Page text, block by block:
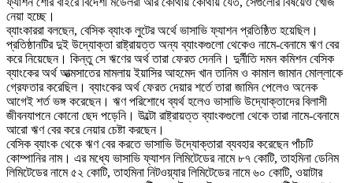
নেয়া হচ্ছে।
ব্যাংকাররা বলছেন, বেসিক ব্যাংক লুটের অর্থে ভাসাভি ফ্যাশন প্রতিষ্ঠিত হয়েছিল।
প্রতিষ্ঠানটির দুই উদ্যোক্তা রাষ্ট্রায়ত্ত অন্য ব্যাংকগুলো থেকেও নামে-বেনামে ঋণ বের
করে নিয়েছেন। কিন্তু সে ঋণের অর্থ তারা ফেরত দেননি। দুর্নীতি দমন কমিশন বেসিক
ব্যাংকের অর্থ আত্মসাতের মামলায় ইয়াসির আহমেদ খান তানিম ও কামাল জামান মোল্লাকে
গ্রেফতার করেছিল। ব্যাংকের অর্থ ফেরত দেয়ার শর্তে তারা জামিন পেলেও অনেক
আগেই শর্ত ভঙ্গ করেছেন। ঋণ পরিশোধে ব্যর্থ হলেও ভাসাভি উদ্যোক্তাদের বিলাসী
জীবনযাপনে কোনো ছেদ পড়েনি। উল্টো রাষ্ট্রায়ত্ত ব্যাংকগুলো থেকে তারা নামে-বেনামে
আরো ঋণ বের করে নেয়ার চেষ্টা করছেন।
বেসিক ব্যাংক থেকে ঋণ বের করতে ভাসাভি উদ্যোক্তারা ব্যবহার করেছেন পাঁচটি
কোম্পানির নাম। এর মধ্যে ভাসাভি ফ্যাশন লিমিটেডের নামে ৮৭ কোটি, তাহমিনা ডেনিম
লিমিটেডের নামে ৫২ কোটি, তাহমিনা নিটওয়্যার লিমিটেডের নামে ৬০ কোটি, ওয়াটার